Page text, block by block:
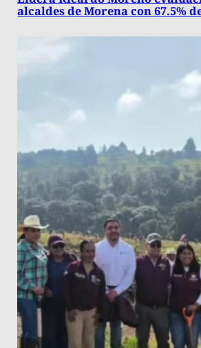
alcaldes de Morena con 67.5%